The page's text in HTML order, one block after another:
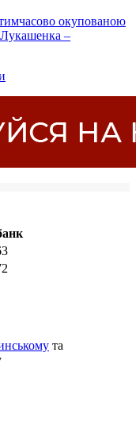
тимчасово окупованою
–
та